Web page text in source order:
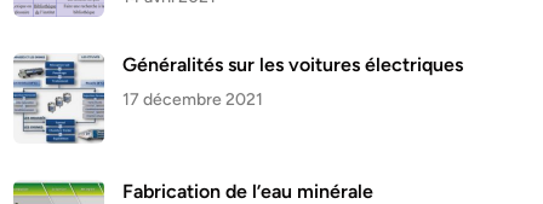
Généralités sur les voitures électriques
17 décembre 2021
Fabrication de l’eau minérale